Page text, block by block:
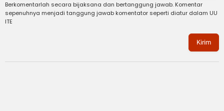
Berkomentarlah secara bijaksana dan bertanggung jawab. Komentar
sepenuhnya menjadi tanggung jawab komentator seperti diatur dalam UU
ITE
Kirim